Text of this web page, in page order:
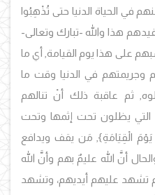
في الحياة الدنيا حتى تُذْهِبُوا
هذا والله -تبارك وتعالى-
على هذا يوم القيامة, أي ما
وجريمتهم في الدنيا وقت ما
ثم عاقبة ذلك أنْ تنالهم
التي يظلون تحت إثمها وتحت
الْقِيَامَةِ}, مَن يقف ويدافع
أنَّ الله عليمٌ بهم وأنَّ الله
عليهم أيديهم، وتشهد